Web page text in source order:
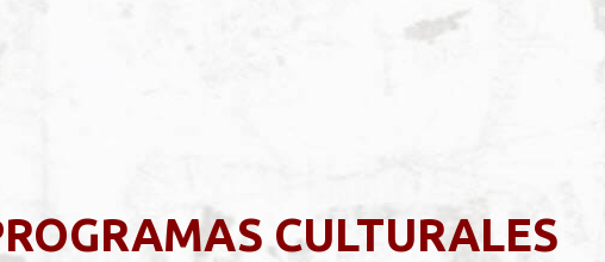
CULTURALES